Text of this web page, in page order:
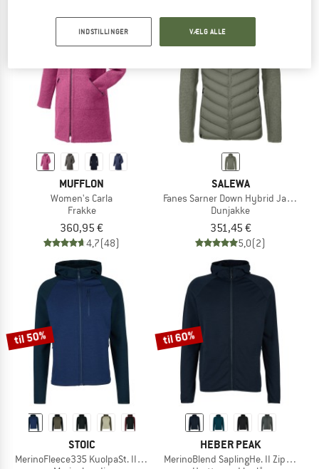
NOW UP TO 50% OFF
MUFFLON
Women's Carla
Frakke
360,95 €
4,7(48)
SALEWA
Fanes Sarner Down Hybrid Jacket
Dunjakke
351,45 €
5,0(2)
til 50%
STOIC
MerinoFleece335 KuolpaSt. II Zip Hoody
til 60%
HEBER PEAK
MerinoBlend SaplingHe. II Zip Hoody
INDSTILLINGER VÆLG ALLE